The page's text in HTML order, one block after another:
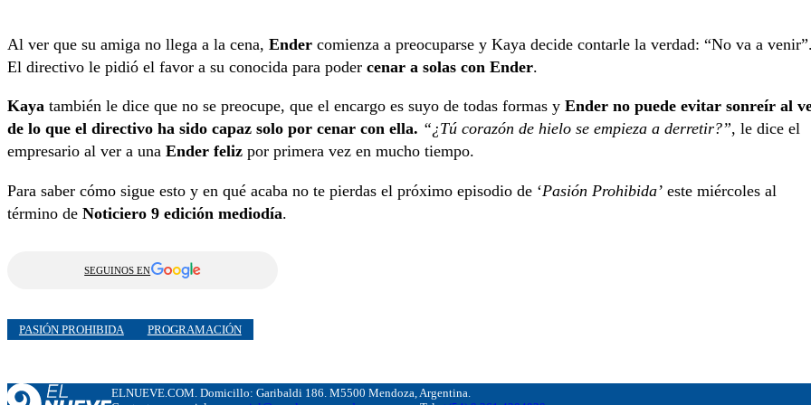
Al ver que su amiga no llega a la cena, Ender comienza a preocuparse y Kaya decide contarle la verdad: “No va a
El directivo le pidió el favor a su conocida para poder cenar a solas con Ender.
Kaya también le dice que no se preocupe, que el encargo es suyo de todas formas y Ender no puede evitar sonreír al
de lo que el directivo ha sido capaz solo por cenar con ella. “¿Tú corazón de hielo se empieza a derretir?”, le dice el
empresario al ver a una Ender feliz por primera vez en mucho tiempo.
Para saber cómo sigue esto y en qué acaba no te pierdas el próximo episodio de ‘Pasión Prohibida’ este miércoles al
término de Noticiero 9 edición mediodía.
SEGUINOS EN
PASIÓN PROHIBIDA PROGRAMACIÓN
ELNUEVE.COM. Domicillo: Garibaldi 186. M5500 Mendoza, Argentina.